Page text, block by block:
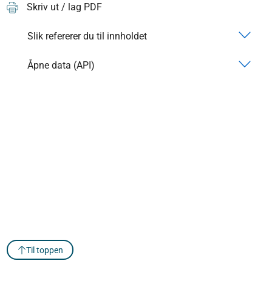
Skriv ut / lag PDF
Slik refererer du til innholdet
Åpne data (API)
Til toppen